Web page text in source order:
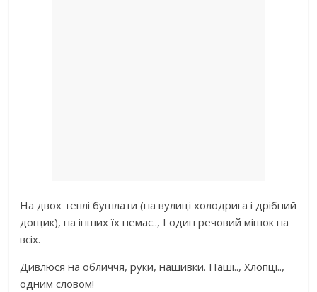
На двох теплі бушлати (на вулиці холодрига і дрібний
дощик), на інших їх немає.., І один речовий мішок на
всіх.
Дивлюся на обличчя, руки, нашивки. Наші.., Хлопці..,
одним словом!